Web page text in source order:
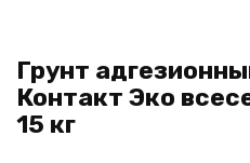
Грунт
Контакт Эко
15 кг